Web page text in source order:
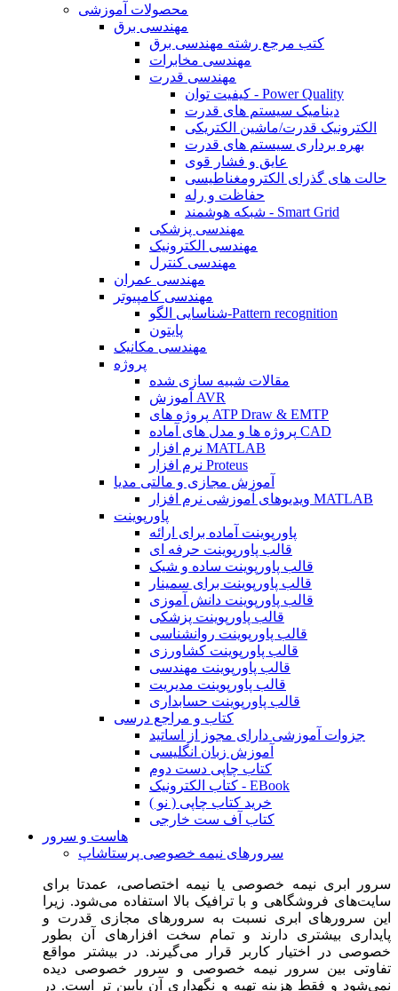
محصولات آموزشی
مهندسی برق
کتب مرجع رشته مهندسی برق
مهندسی مخابرات
مهندسی قدرت
کیفیت توان - Power Quality
دینامیک سیستم های قدرت
الکترونیک قدرت/ماشین الکتریکی
بهره برداری سیستم های قدرت
عایق و فشار قوی
حالت های گذرای الکترومغناطیسی
حفاظت و رله
شبکه هوشمند - Smart Grid
مهندسی پزشکی
مهندسی الکترونیک
مهندسی کنترل
مهندسی عمران
مهندسی کامپیوتر
شناسایی الگو-Pattern recognition
پایتون
مهندسی مکانیک
پروژه
مقالات شبیه سازی شده
آموزش AVR
پروژه های ATP Draw & EMTP
پروژه ها و مدل های آماده CAD
نرم افزار MATLAB
نرم افزار Proteus
آموزش مجازی و مالتی مدیا
ویدیوهای آموزشی نرم افزار MATLAB
پاورپوینت
پاورپوینت آماده برای ارائه
قالب پاورپوینت حرفه ای
قالب پاورپوینت ساده و شیک
قالب پاورپوینت برای سمینار
قالب پاورپوینت دانش آموزی
قالب پاورپوینت پزشکی
قالب پاورپوینت روانشناسی
قالب پاورپوینت کشاورزی
قالب پاورپوینت مهندسی
قالب پاورپوینت مدیریت
قالب پاورپوینت حسابداری
کتاب و مراجع درسی
جزوات آموزشی دارای مجوز از اساتید
آموزش زبان انگلیسی
کتاب چاپی دست دوم
کتاب الکترونیک - EBook
خرید کتاب چاپی ( نو )
کتاب آف ست خارجی
هاست و سرور
سرورهای نیمه خصوصی پرستاشاپ
سرور ابری نیمه خصوصی یا نیمه اختصاصی، عمدتا برای
سایت‌های فروشگاهی و با ترافیک بالا استفاده می‌شود. زیرا
این سرورهای ابری نسبت به سرورهای مجازی قدرت و
پایداری بیشتری دارند و تمام سخت افزارهای آن بطور
خصوصی در اختیار کاربر قرار می‌گیرند. در بیشتر مواقع
تفاوتی بین سرور نیمه خصوصی و سرور خصوصی دیده
نمی‌شود و فقط هزینه تهیه و نگهداری آن پایین تر است. در